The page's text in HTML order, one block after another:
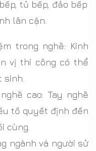
tủ bếp, đảo bếp
lân cận.
trong nghề: Kinh
vị thi công có thể
sinh.
cao: Tay nghề
tố quyết định đến
cùng.
ngành và người sử